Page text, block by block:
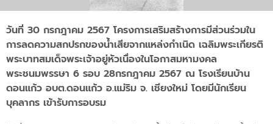
วันที่ 30 กรกฎาคม 2567 โครงการเสริมสร้างการมีส่วนร่วมใน
การลดความสกปรกของน้ำเสียจากแหล่งกำเนิด เฉลิมพระเกียรติ
พระบาทสมเด็จพระเจ้าอยู่หัวเนื่องในโอกาสมหามงคล
พระชนมพรรษา 6 รอบ 28กรกฎาคม 2567 ณ โรงเรียนบ้าน
ดอนแก้ว อบต.ดอนแก้ว อ.แม่ริม จ. เชียงใหม่ โดยมีนักเรียน
บุคลากร เข้ารับการอบรม